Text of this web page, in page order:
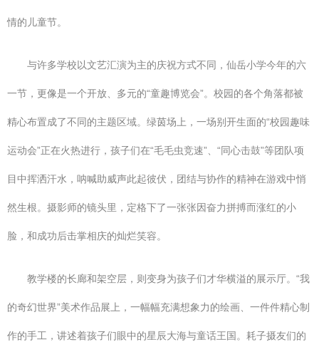
情的儿童节。
与许多学校以文艺汇演为主的庆祝方式不同，仙岳小学今年的六
一节，更像是一个开放、多元的“童趣博览会”。校园的各个角落都被
精心布置成了不同的主题区域。绿茵场上，一场别开生面的“校园趣味
运动会”正在火热进行，孩子们在“毛毛虫竞速”、“同心击鼓”等团队项
目中挥洒汗水，呐喊助威声此起彼伏，团结与协作的精神在游戏中悄
然生根。摄影师的镜头里，定格下了一张张因奋力拼搏而涨红的小
脸，和成功后击掌相庆的灿烂笑容。
教学楼的长廊和架空层，则变身为孩子们才华横溢的展示厅。“我
的奇幻世界”美术作品展上，一幅幅充满想象力的绘画、一件件精心制
作的手工，讲述着孩子们眼中的星辰大海与童话王国。耗子摄友们的